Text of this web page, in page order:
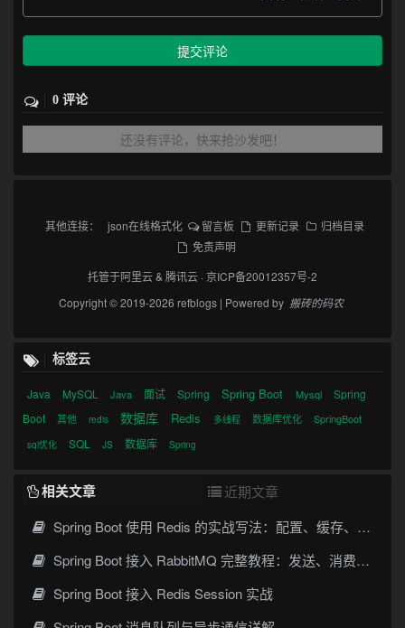
提交评论
0 评论
还没有评论，快来抢沙发吧！
其他连接： json在线格式化 留言板 更新记录
归档目录
免责声明
托管于阿里云& 腾讯云 ·京ICP备20012357号-2
Copyright © 2019-2026 refblogs | Powered by 搬砖的码农
标签云
Java MySQL Java 面试 Spring Spring Boot Mysql
Spring
Boot
其他 redis 数据库 Redis 多线程 数据库优化 SpringBoot
sql优化 SQL JS 数据库 Spring
相关文章
近期文章
Spring Boot 使用 Redis 的实战写法：配置、缓存、序列化与常见坑
Spring Boot 接入 RabbitMQ 完整教程：发送、消费、确认与死信队列
Spring Boot 接入 Redis Session 实战